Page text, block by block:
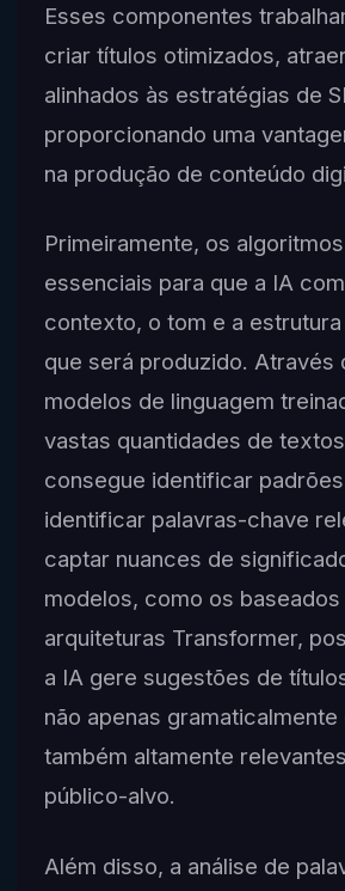
Esses componentes
criar títulos otimizados,
alinhados às estratégias de
proporcionando uma
na produção de conteúdo
Primeiramente, os
essenciais para que a IA
contexto, o tom e a
que será produzido. Através
modelos de linguagem
vastas quantidades de
consegue identificar
identificar palavras-chave
captar nuances de
modelos, como os baseados
arquiteturas Transformer,
a IA gere sugestões de
não apenas
também altamente
público-alvo.
Além disso, a análise de